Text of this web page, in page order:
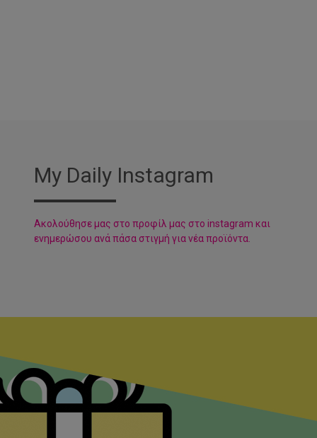
My Daily Instagram
Aκολούθησε μας στο προφίλ μας στο instagram και
ενημερώσου ανά πάσα στιγμή για νέα προϊόντα.